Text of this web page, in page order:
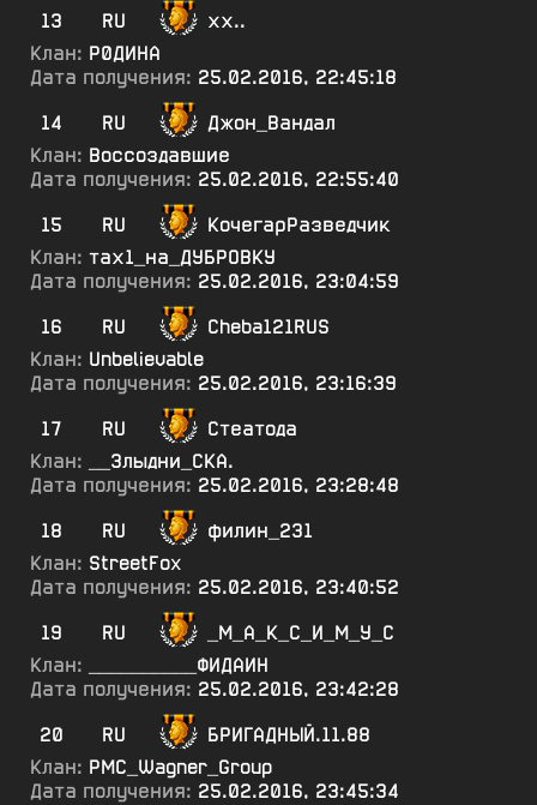
13
RU
хх..
Клан: Р0ДИНА
Дата получения: 25.02.2016, 22:45:18
14
RU
Джон_Вандал
Клан: Воссоздавшие
Дата получения: 25.02.2016, 22:55:40
15
RU
КочегарРазведчик
Клан: тах1_на_ДУБРОВКУ
Дата получения: 25.02.2016, 23:04:59
16
RU
Cheba121RUS
Клан: Unbelievable
Дата получения: 25.02.2016, 23:16:39
17
RU
Стеатода
Клан:
__Злыдни_СКА.
Дата получения: 25.02.2016, 23:28:48
18
RU
филин_231
Клан: StreetFox
Дата получения: 25.02.2016, 23:40:52
19
RU
_М_А_К_С_И_М_У_С
Клан:
__________ФИДАИН
Дата получения: 25.02.2016, 23:42:28
20
RU
БРИГАДНЫЙ.11.88
Клан: PMC_Wagner_Group
Дата получения: 25.02.2016, 23:45:34